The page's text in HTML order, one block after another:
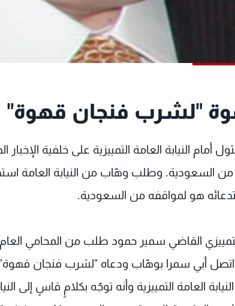
"لشرب فنجان قهوة"
النيابة العامة التمييزية على خلفية الإخبار
السعودية. وطلب وهّاب من النيابة العامة
هو لمواقفه من السعودية.
القاضي سمير حمود طلب من المحامي
أبي سمرا بوهّاب ودعاه "لشرب فنجان قهوة" في
العامة التمييزية وأنه توجّه بكلامٍ قاسٍ إلى